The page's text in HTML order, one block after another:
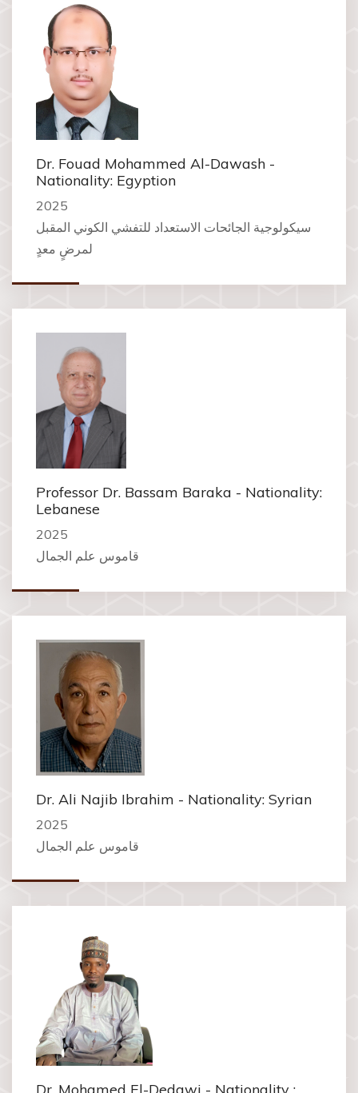
Dr. Fouad Mohammed Al-Dawash -
Nationality: Egyption
2025
سيكولوجية الجائحات الاستعداد للتفشي الكوني المقبل
لمرضٍ معدٍ
Professor Dr. Bassam Baraka - Nationality:
Lebanese
2025
قاموس علم الجمال
Dr. Ali Najib Ibrahim - Nationality: Syrian
2025
قاموس علم الجمال